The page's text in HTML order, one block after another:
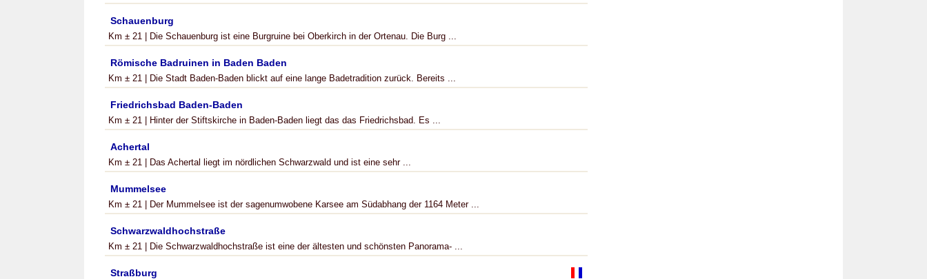
Schauenburg
Km ± 21 | Die Schauenburg ist eine Burgruine bei Oberkirch in der Ortenau. Die Burg ...
Römische Badruinen in Baden Baden
Km ± 21 | Die Stadt Baden-Baden blickt auf eine lange Badetradition zurück. Bereits ...
Friedrichsbad Baden-Baden
Km ± 21 | Hinter der Stiftskirche in Baden-Baden liegt das das Friedrichsbad. Es ...
Achertal
Km ± 21 | Das Achertal liegt im nördlichen Schwarzwald und ist eine sehr ...
Mummelsee
Km ± 21 | Der Mummelsee ist der sagenumwobene Karsee am Südabhang der 1164 Meter ...
Schwarzwaldhochstraße
Km ± 21 | Die Schwarzwaldhochstraße ist eine der ältesten und schönsten Panorama- ...
Straßburg